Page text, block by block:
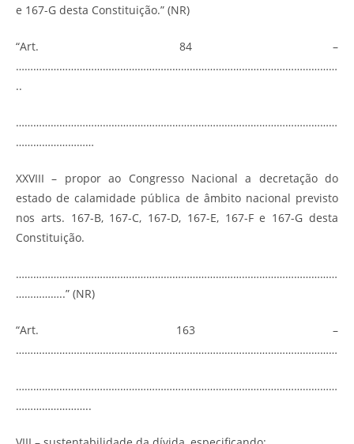
e 167-G desta Constituição.” (NR)
“Art. 84 –
…………………………………………………………………………………………………
..
…………………………………………………………………………………………………
………………………
XXVIII – propor ao Congresso Nacional a decretação do
estado de calamidade pública de âmbito nacional previsto
nos arts. 167-B, 167-C, 167-D, 167-E, 167-F e 167-G desta
Constituição.
…………………………………………………………………………………………………
……………..” (NR)
“Art. 163 –
…………………………………………………………………………………………………
…………………………………………………………………………………………………
……………………..